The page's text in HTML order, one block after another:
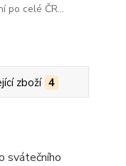
po celé ČR...
zboží 4
svátečního